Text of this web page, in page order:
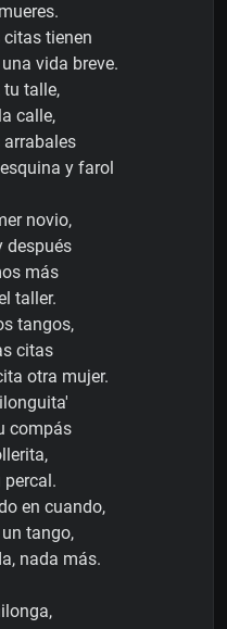
tienen
vida breve.
tu talle,
calle,
y farol
novio,
después
más
taller.
tangos,
citas
otra mujer.
compás
percal.
en cuando,
tango,
nada más.